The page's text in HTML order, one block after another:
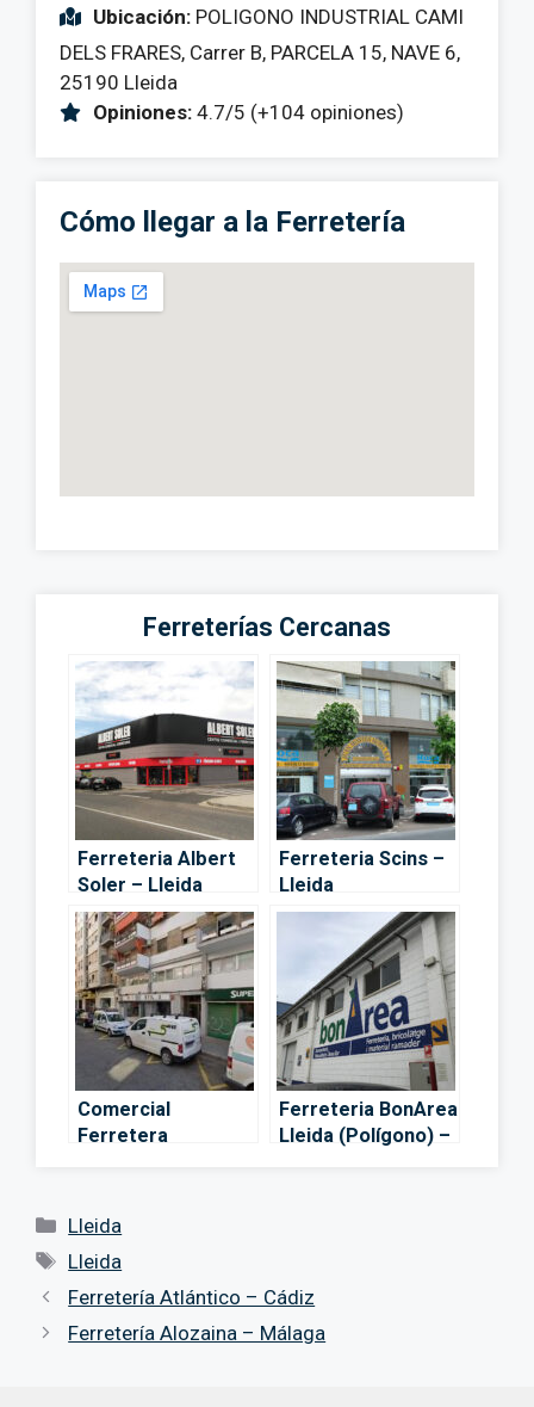
Ubicación: POLIGONO INDUSTRIAL CAMI
DELS FRARES, Carrer B, PARCELA 15, NAVE 6,
25190 Lleida
Opiniones: 4.7/5 (+104 opiniones)
Cómo llegar a la Ferretería
Ferreterías Cercanas
Ferreteria Albert
Soler – Lleida
Ferreteria Scins –
Lleida
Comercial
Ferretera
Ferreteria BonArea
Lleida (Polígono) –
Categorías
Lleida
Etiquetas
Lleida
Ferretería Atlántico – Cádiz
Ferretería Alozaina – Málaga